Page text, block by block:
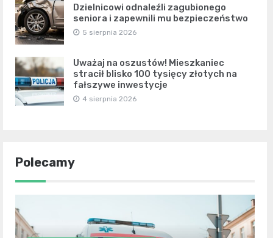
Dzielnicowi odnaleźli zagubionego
seniora i zapewnili mu bezpieczeństwo
5 sierpnia 2026
Uważaj na oszustów! Mieszkaniec
stracił blisko 100 tysięcy złotych na
fałszywe inwestycje
4 sierpnia 2026
Polecamy